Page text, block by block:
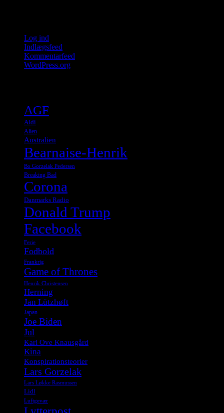
Log ind
Indlægsfeed
Kommentarfeed
WordPress.org
AGF
Aldi
Alien
Australien
Bearnaise-Henrik
Bo Gorzelak Pedersen
Breaking Bad
Corona
Danmarks Radio
Donald Trump
Facebook
Ferie
Fodbold
Frankrig
Game of Thrones
Henrik Christensen
Herning
Jan Lützhøft
Japan
Joe Biden
Jul
Karl Ove Knausgård
Kina
Konspirationsteorier
Lars Gorzelak
Lars Løkke Rasmussen
Lidl
Luftgevær